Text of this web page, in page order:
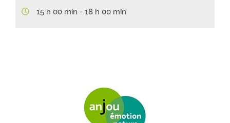
15 h 00 min - 18 h 00 min